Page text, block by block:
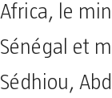
Africa, le
Sénégal et
Sédhiou,